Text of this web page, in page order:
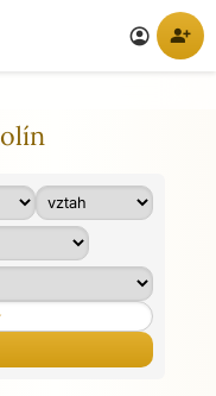
account_circle person_add